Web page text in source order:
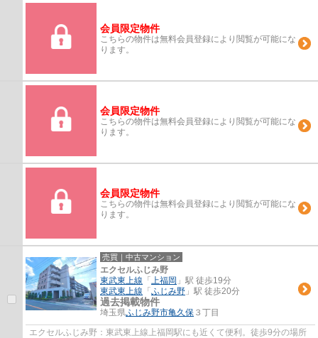
会員限定物件
こちらの物件は無料会員登録により閲覧が可能にな
ります。
会員限定物件
こちらの物件は無料会員登録により閲覧が可能にな
ります。
会員限定物件
こちらの物件は無料会員登録により閲覧が可能にな
ります。
売買｜中古マンション
エクセルふじみ野
東武東上線 「 上福岡 」駅 徒歩19分
東武東上線 「 ふじみ野 」駅 徒歩20分
過去掲載物件
埼玉県ふじみ野市亀久保 ３丁目
エクセルふじみ野：東武東上線上福岡駅にも近くて便利。徒歩9分の場所